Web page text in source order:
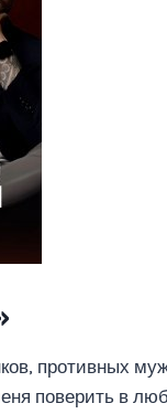
противных
поверить в